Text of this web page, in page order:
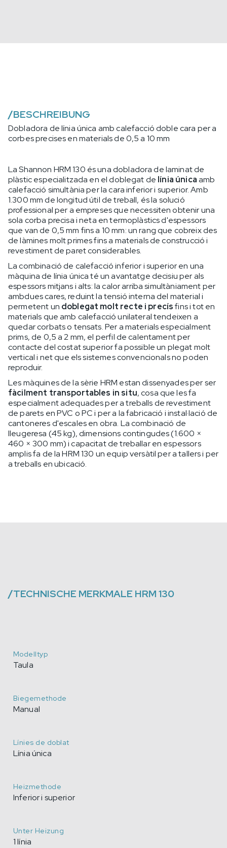
/BESCHREIBUNG
Dobladora de línia única amb calefacció doble cara per a
corbes precises en materials de 0,5 a 10 mm
La Shannon HRM 130 és una dobladora de laminat de
plàstic especialitzada en el doblegat de línia únicaamb
calefacció simultània per la cara inferior i superior. Amb
1.300 mm de longitud útil de treball, és la solució
professional per a empreses que necessiten obtenir una
sola corba precisa i neta en termoplàstics d'espessors
que van de 0,5 mm fins a 10 mm: un rang que cobreix des
de làmines molt primes fins a materials de construcció i
revestiment de paret considerables.
La combinació de calefacció inferior i superior en una
màquina de línia única té un avantatge decisiu per als
espessors mitjans i alts: la calor arriba simultàniament per
ambdues cares, reduint la tensió interna del material i
permetent un doblegat molt recte i precísfins i tot en
materials que amb calefacció unilateral tendeixen a
quedar corbats o tensats. Per a materials especialment
prims, de 0,5 a 2 mm, el perfil de calentament per
contacte del costat superior fa possible un plegat molt
vertical i net que els sistemes convencionals no poden
reproduir.
Les màquines de la sèrie HRM estan dissenyades per ser
fàcilment transportables in situ, cosa que les fa
especialment adequades per a treballs de revestiment
de parets en PVC o PC i per a la fabricació i instal·lació de
cantoneres d'escales en obra. La combinació de
lleugeresa (45 kg), dimensions contingudes (1.600 ×
460 × 300 mm) i capacitat de treballar en espessors
amplis fa de la HRM 130 un equip versàtil per a tallers i per
a treballs en ubicació.
/TECHNISCHE MERKMALE HRM 130
Modelltyp
Taula
Biegemethode
Manual
Línies de doblat
Línia única
Heizmethode
Inferior i superior
Unter Heizung
1 línia